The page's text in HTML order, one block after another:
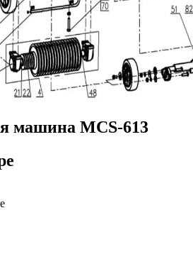
машина MCS-613